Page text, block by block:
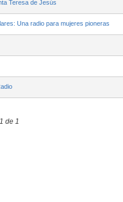
Teresa de Jesús
Una radio para mujeres pioneras
1 de 1